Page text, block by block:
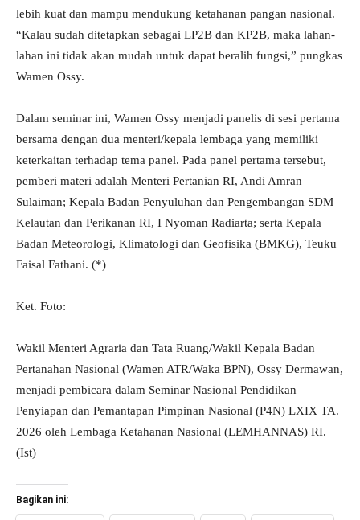
lebih kuat dan mampu mendukung ketahanan pangan nasional.
“Kalau sudah ditetapkan sebagai LP2B dan KP2B, maka lahan-
lahan ini tidak akan mudah untuk dapat beralih fungsi,” pungkas
Wamen Ossy.
Dalam seminar ini, Wamen Ossy menjadi panelis di sesi pertama
bersama dengan dua menteri/kepala lembaga yang memiliki
keterkaitan terhadap tema panel. Pada panel pertama tersebut,
pemberi materi adalah Menteri Pertanian RI, Andi Amran
Sulaiman; Kepala Badan Penyuluhan dan Pengembangan SDM
Kelautan dan Perikanan RI, I Nyoman Radiarta; serta Kepala
Badan Meteorologi, Klimatologi dan Geofisika (BMKG), Teuku
Faisal Fathani. (*)
Ket. Foto:
Wakil Menteri Agraria dan Tata Ruang/Wakil Kepala Badan
Pertanahan Nasional (Wamen ATR/Waka BPN), Ossy Dermawan,
menjadi pembicara dalam Seminar Nasional Pendidikan
Penyiapan dan Pemantapan Pimpinan Nasional (P4N) LXIX TA.
2026 oleh Lembaga Ketahanan Nasional (LEMHANNAS) RI.
(Ist)
Bagikan ini: